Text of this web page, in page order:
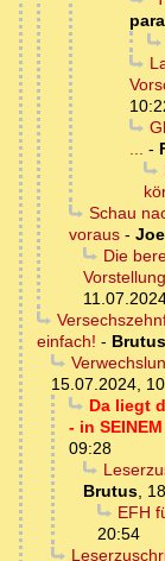
... -
Schau
voraus -
Die
einfach! - Brutus
15.07.2024,
Da liegt
- in
09:28
Brutus,
EFH
20:54